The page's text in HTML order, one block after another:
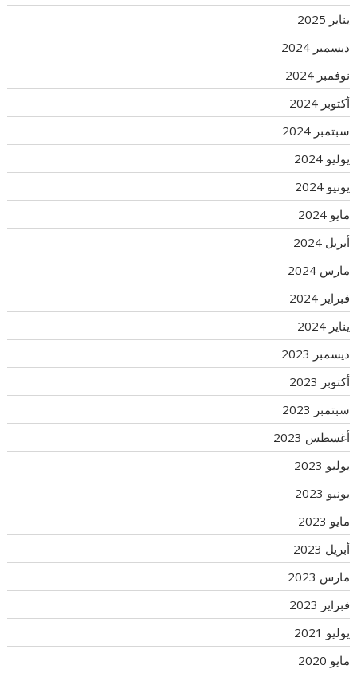
يناير 2025
ديسمبر 2024
نوفمبر 2024
أكتوبر 2024
سبتمبر 2024
يوليو 2024
يونيو 2024
مايو 2024
أبريل 2024
مارس 2024
فبراير 2024
يناير 2024
ديسمبر 2023
أكتوبر 2023
سبتمبر 2023
أغسطس 2023
يوليو 2023
يونيو 2023
مايو 2023
أبريل 2023
مارس 2023
فبراير 2023
يوليو 2021
مايو 2020